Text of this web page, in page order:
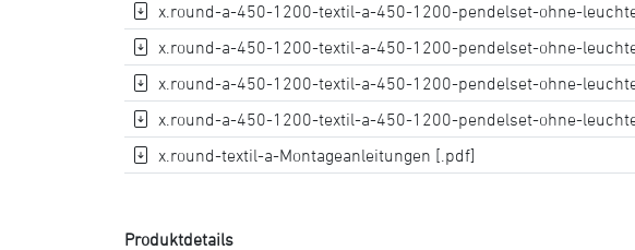
x.round-a-450-1200-textil-a-450-1200-pendelset-ohne-
x.round-a-450-1200-textil-a-450-1200-pendelset-ohne-
x.round-a-450-1200-textil-a-450-1200-pendelset-ohne-
x.round-a-450-1200-textil-a-450-1200-pendelset-ohne-
x.round-textil-a-Montageanleitungen [.pdf]
Produktdetails